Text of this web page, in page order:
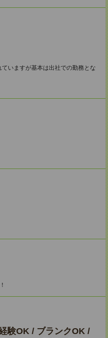
いますが基本は出社での勤務とな
験OK / ブランクOK /